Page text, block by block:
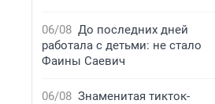
06/08 До последних дней
работала с детьми: не стало
Фаины Саевич
06/08 Знаменитая тикток-